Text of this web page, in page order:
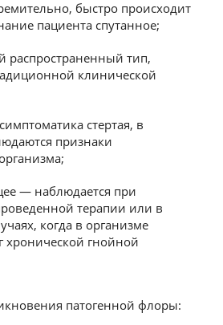
быстро происходит
пациента спутанное;
распространенный тип,
клинической
стертая, в
признаки
— наблюдается при
терапии или в
когда в организме
хронической гнойной
патогенной флоры: